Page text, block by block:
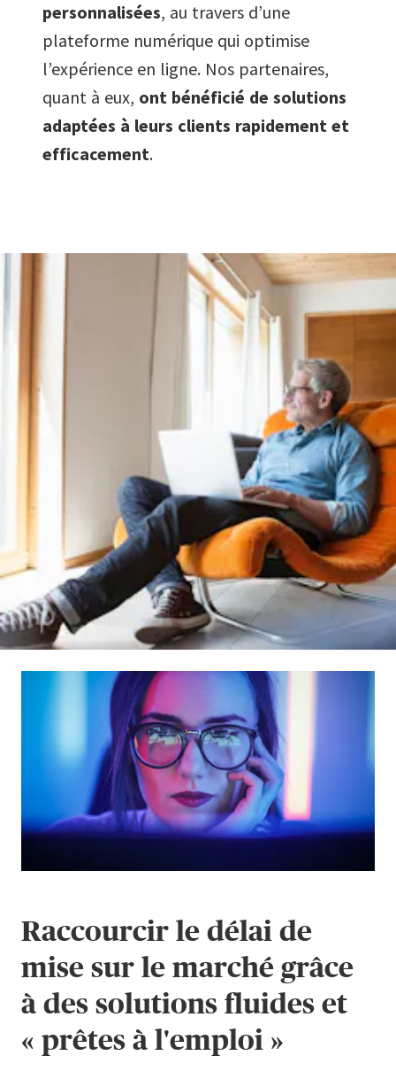
personnalisées, au travers d’une
plateforme numérique qui optimise
l’expérience en ligne. Nos partenaires,
quant à eux, ont bénéficié de solutions
adaptées à leurs clients rapidement et
efficacement.
Raccourcir le délai de
mise sur le marché grâce
à des solutions fluides et
« prêtes à l'emploi »